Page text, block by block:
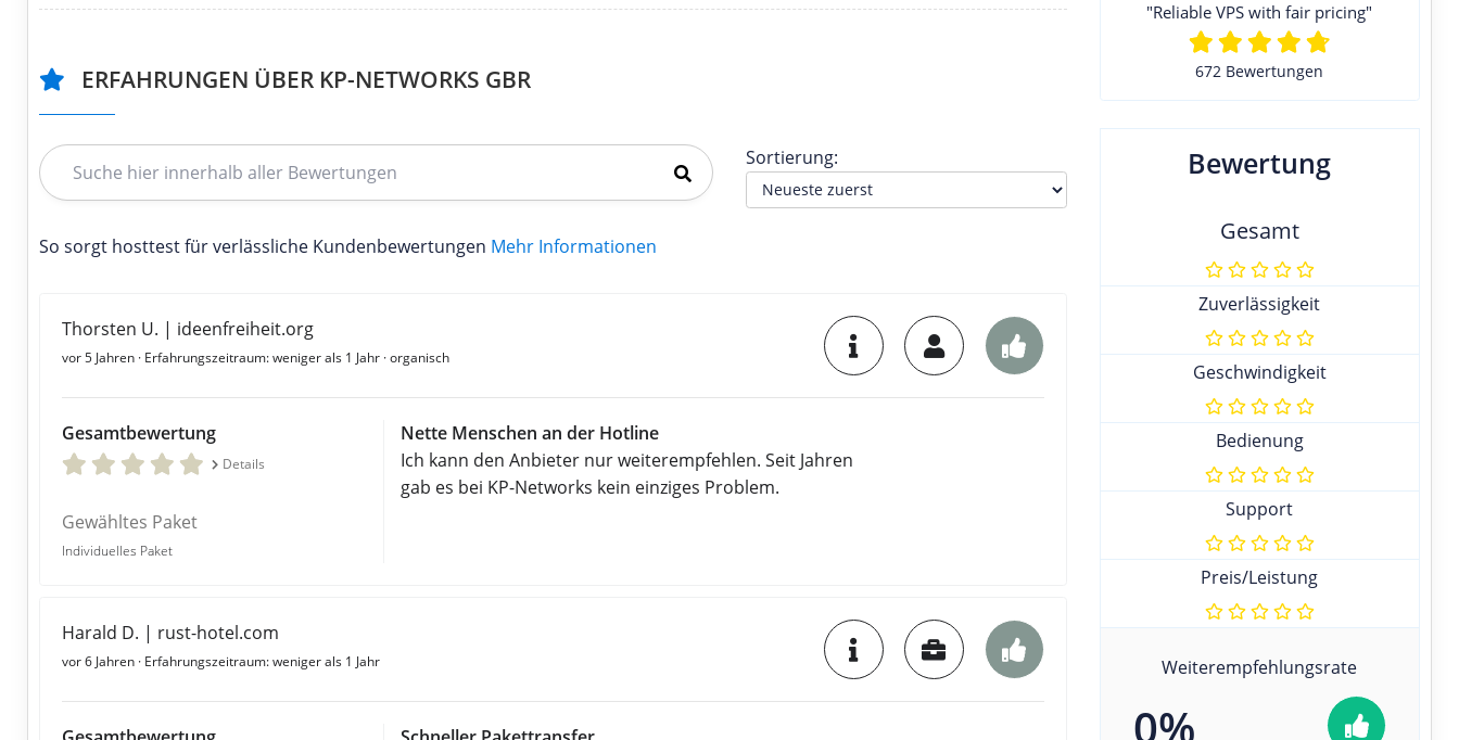
ERFAHRUNGEN ÜBER KP-NETWORKS GBR
Sortierung:
So sorgt hosttest für verlässliche Kundenbewertungen Mehr Informationen
Thorsten U. | ideenfreiheit.org
vor 5 Jahren · Erfahrungszeitraum: weniger als 1 Jahr · organisch
Gesamtbewertung
Details
Gewähltes Paket
Individuelles Paket
Nette Menschen an der Hotline
Ich kann den Anbieter nur weiterempfehlen. Seit Jahren
gab es bei KP-Networks kein einziges Problem.
Harald D. | rust-hotel.com
vor 6 Jahren · Erfahrungszeitraum: weniger als 1 Jahr
"Reliable VPS with fair pricing"
672 Bewertungen
Bewertung
Gesamt
Zuverlässigkeit
Geschwindigkeit
Bedienung
Support
Preis/Leistung
Weiterempfehlungsrate
0%